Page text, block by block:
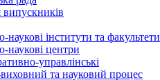
випускників
наукові інститути та факультети
наукові центри
управлінські
та науковий процес